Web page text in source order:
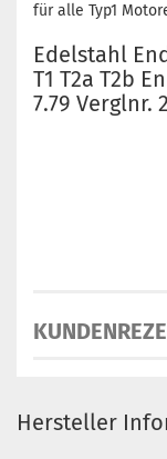
für alle Typ1
Edelstahl
T1 T2a T2b
7.79 Verglnr.
Hersteller